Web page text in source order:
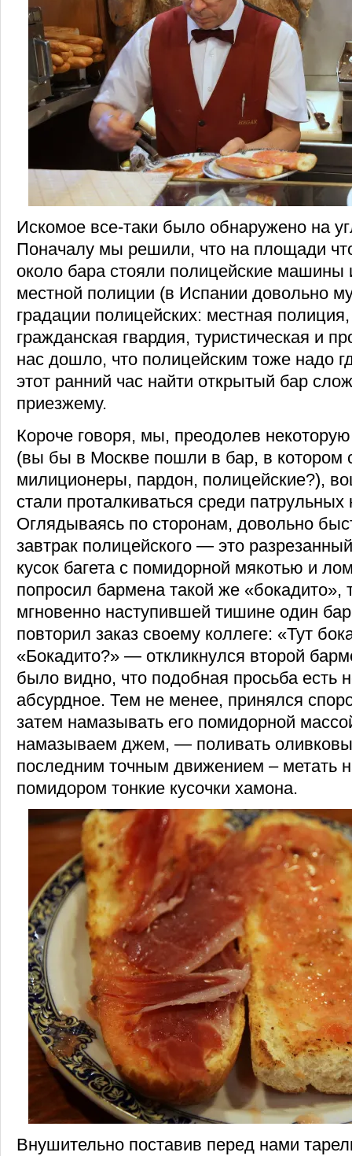
Искомое все-таки было обнаружено на
Поначалу мы решили, что на площади
около бара стояли полицейские машины
местной полиции (в Испании довольно
градации полицейских: местная
гражданская гвардия, туристическая и
нас дошло, что полицейским тоже надо
этот ранний час найти открытый бар
приезжему.
Короче говоря, мы, преодолев
(вы бы в Москве пошли в бар, в котором
милиционеры, пардон, полицейские?),
стали проталкиваться среди патрульных
Оглядываясь по сторонам, довольно
завтрак полицейского — это
кусок багета с помидорной мякотью и
попросил бармена такой же «бокадито»,
мгновенно наступившей тишине один
повторил заказ своему коллеге: «Тут
«Бокадито?» — откликнулся второй
было видно, что подобная просьба есть
абсурдное. Тем не менее, принялся
затем намазывать его помидорной
намазываем джем, — поливать
последним точным движением – метать
помидором тонкие кусочки хамона.
Внушительно поставив перед нами